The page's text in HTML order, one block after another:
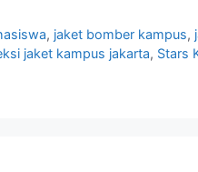
, jaket bomber kampus,
jaket kampus jakarta, Stars